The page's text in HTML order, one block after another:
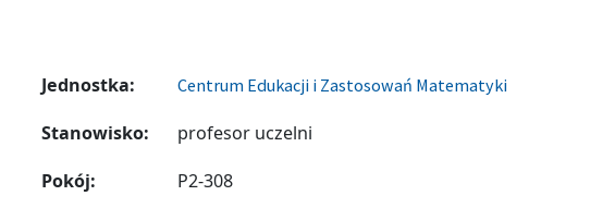
Jednostka: Centrum Edukacji i Zastosowań Matematyki
Stanowisko:
profesor uczelni
Pokój:
P2-308